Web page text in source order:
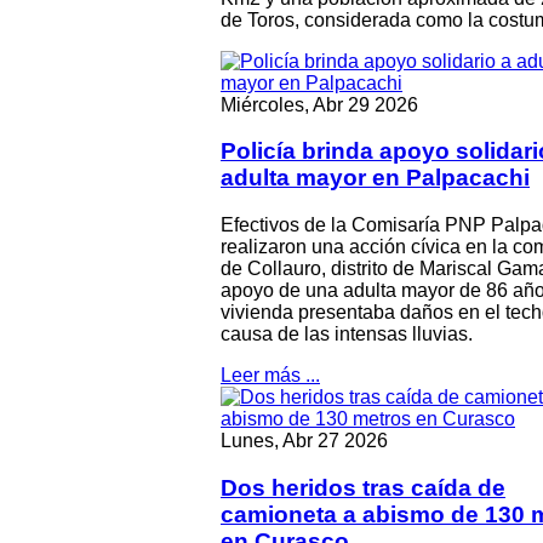
de Toros, considerada como la
Miércoles, Abr 29 2026
Policía brinda apoyo
adulta mayor en Palpacachi
Efectivos de la Comisaría PNP
realizaron una acción cívica en la
de Collauro, distrito de Mariscal
apoyo de una adulta mayor de 86
vivienda presentaba daños en el
causa de las intensas lluvias.
Leer más ...
Lunes, Abr 27 2026
Dos heridos tras caída de
camioneta a abismo de 130